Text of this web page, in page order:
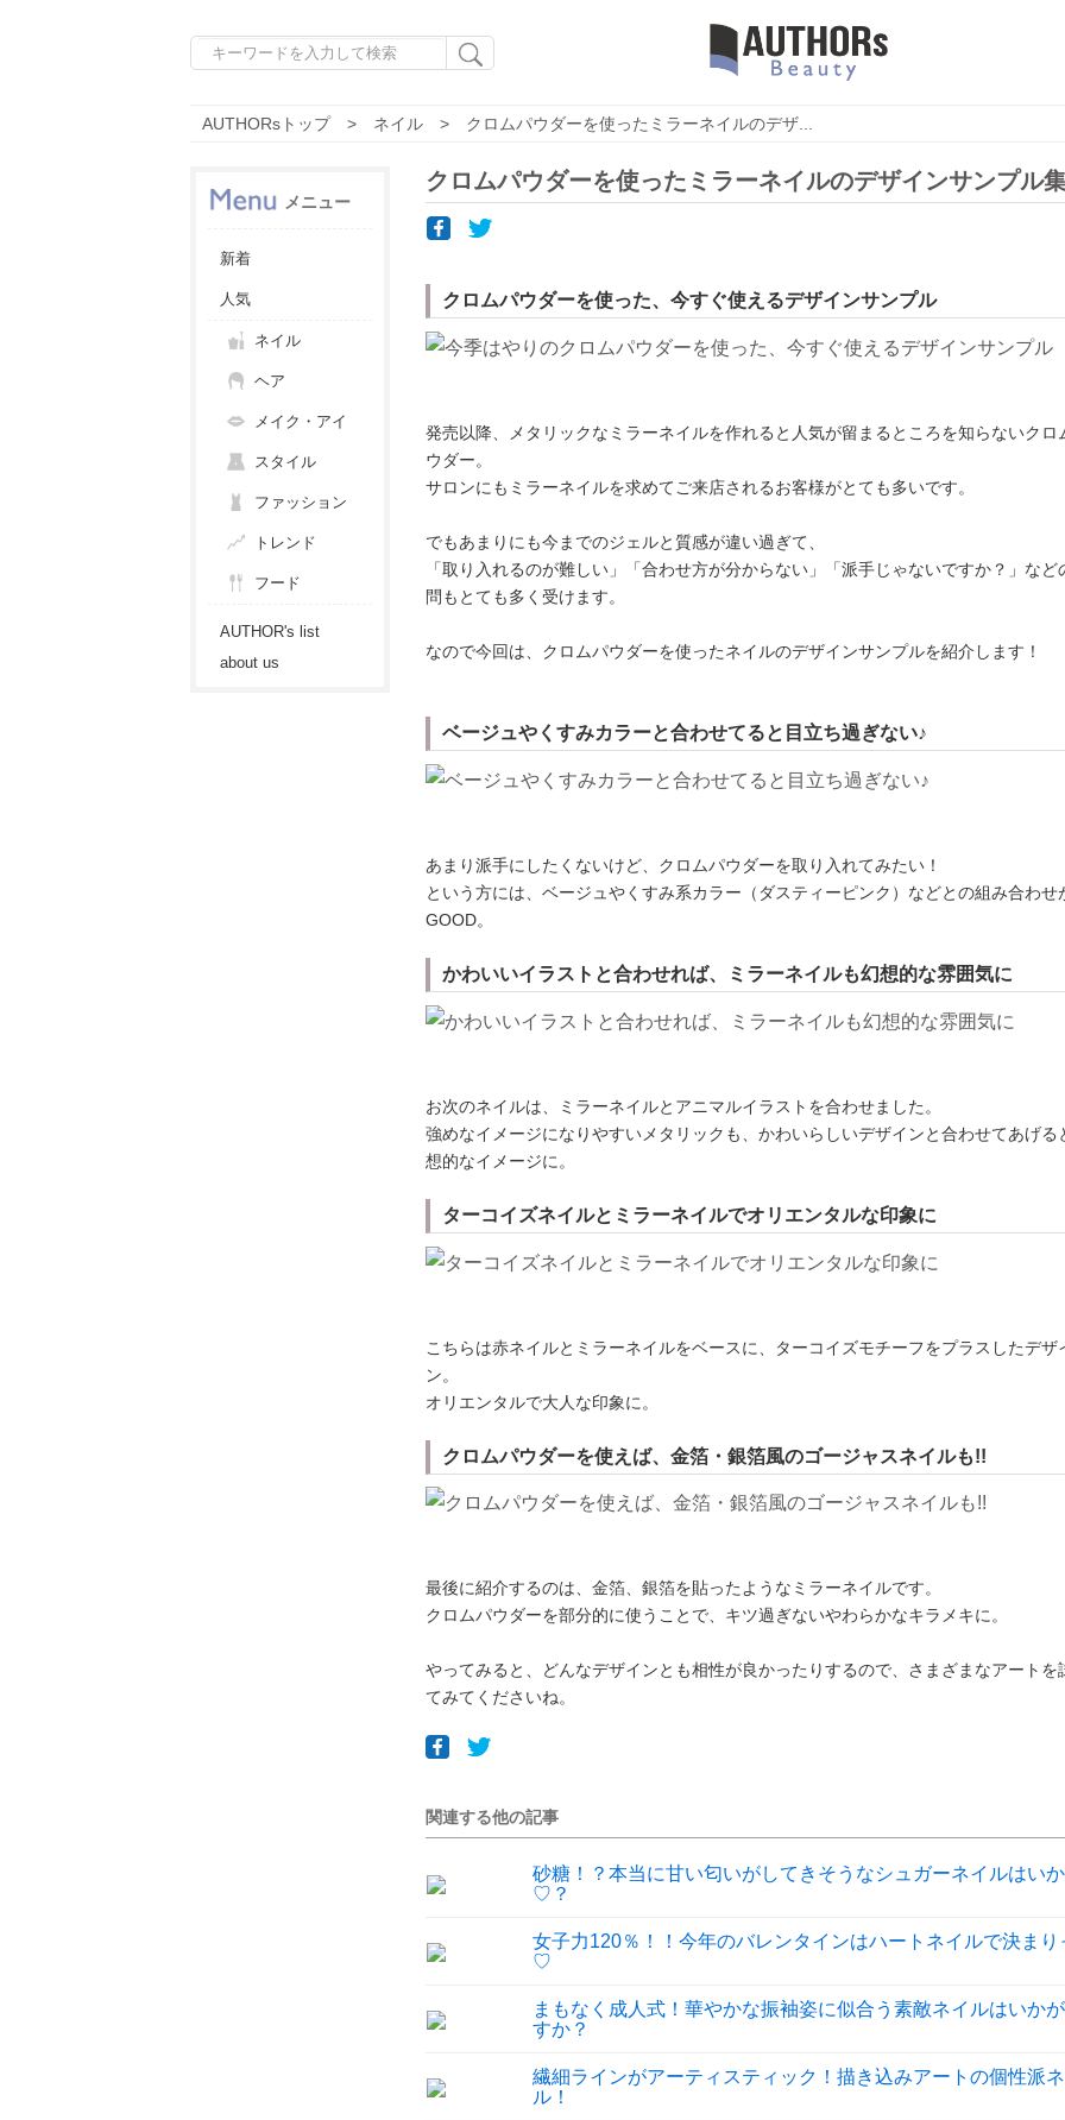
AUTHORsトップ ネイル クロムパウダーを使ったミラーネイルのデザ...
メニュー
新着
人気
ネイル
ヘア
メイク・アイ
スタイル
ファッション
トレンド
フード
AUTHOR's list
about us
クロムパウダーを使ったミラーネイルのデザインサンプル
クロムパウダーを使った、今すぐ使えるデザインサンプル
発売以降、メタリックなミラーネイルを作れると人気が留まるところを知らないクロ
ウダー。
サロンにもミラーネイルを求めてご来店されるお客様がとても多いです。
でもあまりにも今までのジェルと質感が違い過ぎて、
「取り入れるのが難しい」「合わせ方が分からない」「派手じゃないですか？」など
問もとても多く受けます。
なので今回は、クロムパウダーを使ったネイルのデザインサンプルを紹介します！
ベージュやくすみカラーと合わせてると目立ち過ぎない♪
あまり派手にしたくないけど、クロムパウダーを取り入れてみたい！
という方には、ベージュやくすみ系カラー（ダスティーピンク）などとの組み合わせ
GOOD。
かわいいイラストと合わせれば、ミラーネイルも幻想的な雰囲気に
お次のネイルは、ミラーネイルとアニマルイラストを合わせました。
強めなイメージになりやすいメタリックも、かわいらしいデザインと合わせてあげる
想的なイメージに。
ターコイズネイルとミラーネイルでオリエンタルな印象に
こちらは赤ネイルとミラーネイルをベースに、ターコイズモチーフをプラスしたデザ
ン。
オリエンタルで大人な印象に。
クロムパウダーを使えば、金箔・銀箔風のゴージャスネイルも!!
最後に紹介するのは、金箔、銀箔を貼ったようなミラーネイルです。
クロムパウダーを部分的に使うことで、キツ過ぎないやわらかなキラメキに。
やってみると、どんなデザインとも相性が良かったりするので、さまざまなアートを
てみてくださいね。
関連する他の記事
砂糖！？本当に甘い匂いがしてきそうなシュガーネイルはい
♡？
女子力120％！！今年のバレンタインはハートネイルで決まり
♡
まもなく成人式！華やかな振袖姿に似合う素敵ネイルはいか
すか？
繊細ラインがアーティスティック！描き込みアートの個性派
ル！